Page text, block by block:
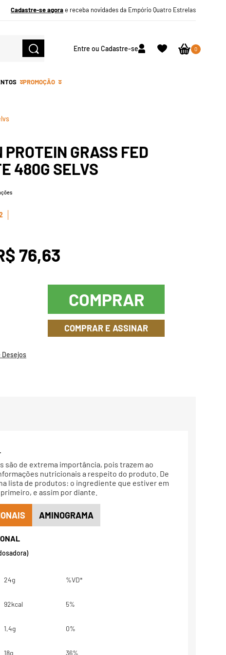
Cadastre-se agorae receba novidades da Empório Quatro Estrelas
Entre ou Cadastre-se 0
PROMOÇÃO
PROTEIN GRASS FED
480G SELVS
76,63
COMPRAR
COMPRAR E ASSINAR
Desejos
são de extrema importância, pois trazem ao
nutricionais a respeito do produto. De
lista de produtos: o ingrediente que estiver em
e assim por diante.
AMINOGRAMA
24g %VD*
92kcal 5%
1,4g 0%
18g 36%